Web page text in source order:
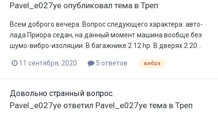
Pavel_e027ye опубликовал тема в Треп
Всем доброго вечера. Вопрос следующего характера: авто-
лада Приора седан, на данный момент машина вообще без
шумо-вибро-изоляции. В багажнике 2 12 hp. В дверях 2 20...
11 сентября, 2020 5 ответов вибра
Довольно странный вопрос.
Pavel_e027ye ответил Pavel_e027ye тема в Треп